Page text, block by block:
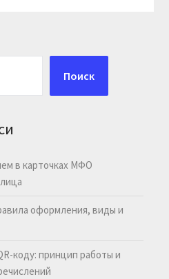
Поиск
в карточках МФО
оформления, виды и
коду: принцип работы и